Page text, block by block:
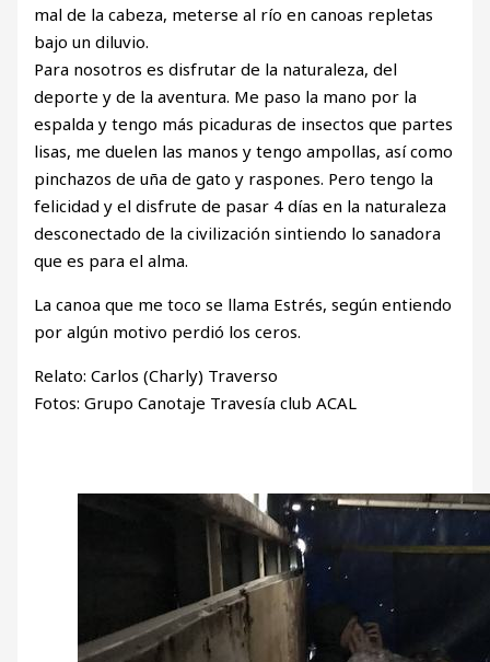
mal de la cabeza, meterse al río en canoas repletas
bajo un diluvio.
Para nosotros es disfrutar de la naturaleza, del
deporte y de la aventura. Me paso la mano por la
espalda y tengo más picaduras de insectos que partes
lisas, me duelen las manos y tengo ampollas, así como
pinchazos de uña de gato y raspones. Pero tengo la
felicidad y el disfrute de pasar 4 días en la naturaleza
desconectado de la civilización sintiendo lo sanadora
que es para el alma.
La canoa que me toco se llama Estrés, según entiendo
por algún motivo perdió los ceros.
Relato: Carlos (Charly) Traverso
Fotos: Grupo Canotaje Travesía club ACAL